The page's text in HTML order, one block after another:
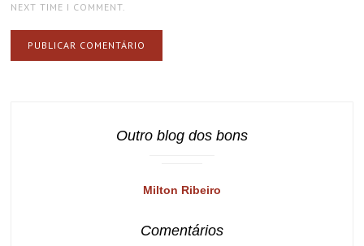
NEXT TIME I COMMENT.
Outro blog dos bons
Milton Ribeiro
Comentários